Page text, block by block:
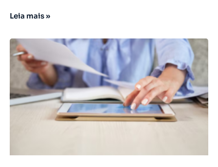
Leia mais »